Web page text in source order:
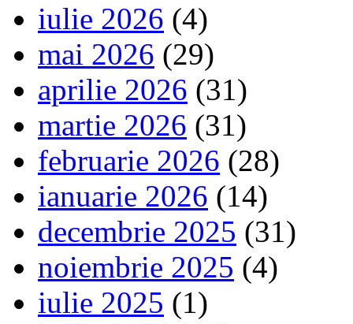
iulie 2026 (4)
mai 2026 (29)
aprilie 2026 (31)
martie 2026 (31)
februarie 2026 (28)
ianuarie 2026 (14)
decembrie 2025 (31)
noiembrie 2025 (4)
iulie 2025 (1)